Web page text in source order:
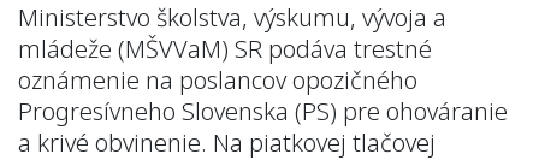
Ministerstvo školstva, výskumu, vývoja a
mládeže (MŠVVaM) SR podáva trestné
oznámenie na poslancov opozičného
Progresívneho Slovenska (PS) pre ohováranie
a krivé obvinenie. Na piatkovej tlačovej